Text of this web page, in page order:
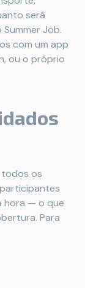
será
Job.
com um app
ou o próprio
todos os
hora — o que
Para